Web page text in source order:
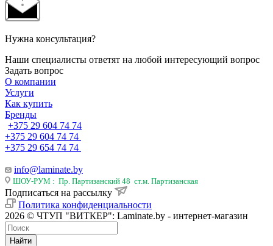
Нужна консультация?
Наши специалисты ответят на любой интересующий вопрос
Задать вопрос
О компании
Услуги
Как купить
Бренды
+375 29 604 74 74
+375 29 604 74 74
+375 29 654 74 74
info@laminate.by
ШОУ-РУМ : Пр. Партизанский 48 ст.м. Партизанская
Подписаться на рассылку
Политика конфиденциальности
2026 © ЧТУП "ВИТКЕР": Laminate.by - интернет-магазин
Найти